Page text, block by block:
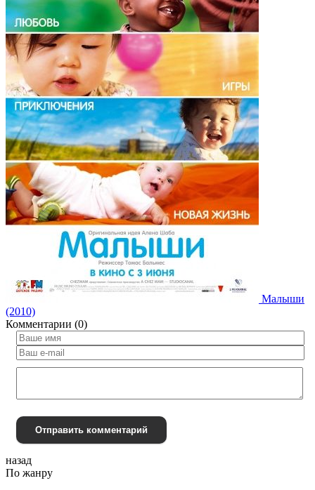
Малыши
(2010)
Комментарии (0)
Отправить комментарий
назад
По жанру